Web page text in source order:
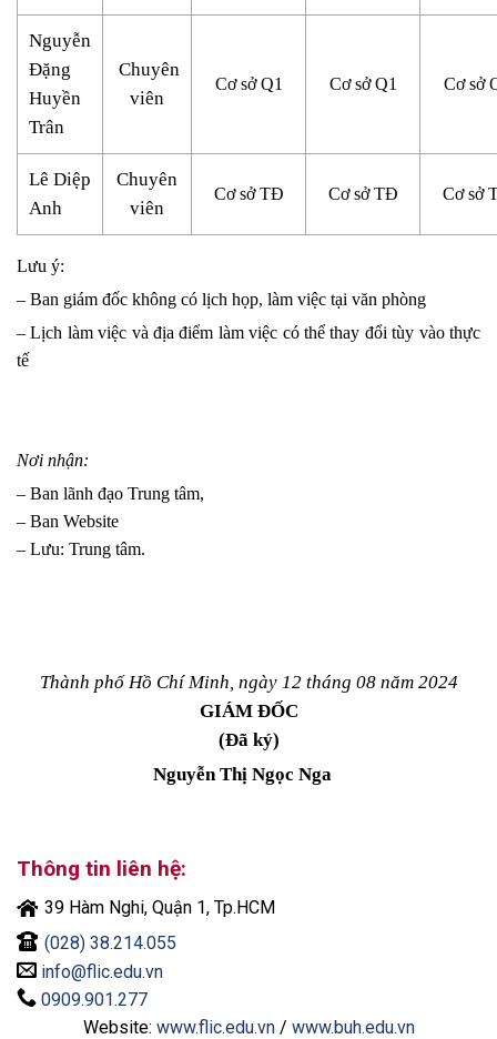
Nguyễn
Đặng
Huyền
Trân
Chuyên
viên
Cơ sở Q1 Cơ sở Q1 Cơ sở
Lê Diệp
Anh
Chuyên
viên
Cơ sở TĐ Cơ sở TĐ Cơ sở
Lưu ý:
– Ban giám đốc không có lịch họp, làm việc tại văn phòng
– Lịch làm việc và địa điểm làm việc có thể thay đổi tùy vào thực
tế
Nơi nhận:
– Ban lãnh đạo Trung tâm,
– Ban Website
– Lưu: Trung tâm.
Thành phố Hồ Chí Minh, ngày 12 tháng 08 năm 2024
GIÁM ĐỐC
(Đã ký)
Nguyễn Thị Ngọc Nga
Thông tin liên hệ:
39 Hàm Nghi, Quận 1, Tp.HCM
(028) 38.214.055
info@flic.edu.vn
0909.901.277
Website: www.flic.edu.vn/ www.buh.edu.vn